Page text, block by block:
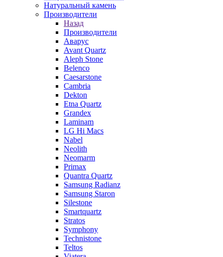
Натуральный камень
Производители
Назад
Производители
Аварус
Avant Quartz
Aleph Stone
Belenco
Caesarstone
Cambria
Dekton
Etna Quartz
Grandex
Laminam
LG Hi Macs
Nabel
Neolith
Neomarm
Primax
Quantra Quartz
Samsung Radianz
Samsung Staron
Silestone
Smartquartz
Stratos
Symphony
Technistone
Teltos